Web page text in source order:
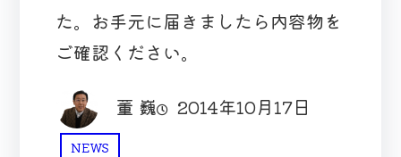
た。お手元に届きましたら内容物を
ご確認ください。
董 巍 2014年10月17日
NEWS